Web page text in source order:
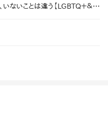
【研修動画③】見えないことと、いないことは違う【LGBTQ＋＆部落差別】